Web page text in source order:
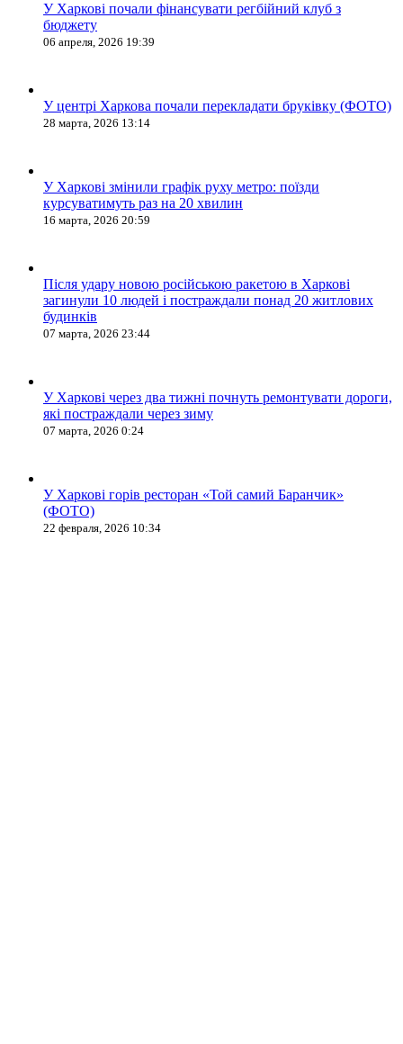
У Харкові почали фінансувати регбійний клуб з
бюджету
06 апреля, 2026 19:39
У центрі Харкова почали перекладати бруківку (ФОТО)
28 марта, 2026 13:14
У Харкові змінили графік руху метро: поїзди
курсуватимуть раз на 20 хвилин
16 марта, 2026 20:59
Після удару новою російською ракетою в Харкові
загинули 10 людей і постраждали понад 20 житлових
будинків
07 марта, 2026 23:44
У Харкові через два тижні почнуть ремонтувати дороги,
які постраждали через зиму
07 марта, 2026 0:24
У Харкові горів ресторан «Той самий Баранчик»
(ФОТО)
22 февраля, 2026 10:34